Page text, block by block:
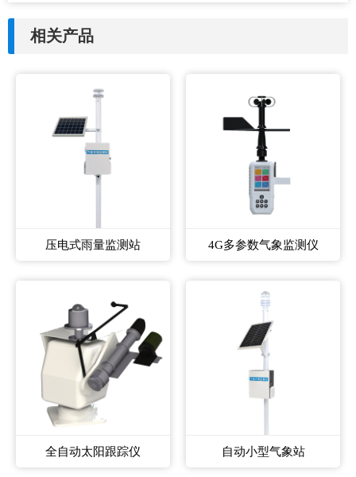
相关产品
压电式雨量监测站 4G多参数气象监测仪
全自动太阳跟踪仪 自动小型气象站